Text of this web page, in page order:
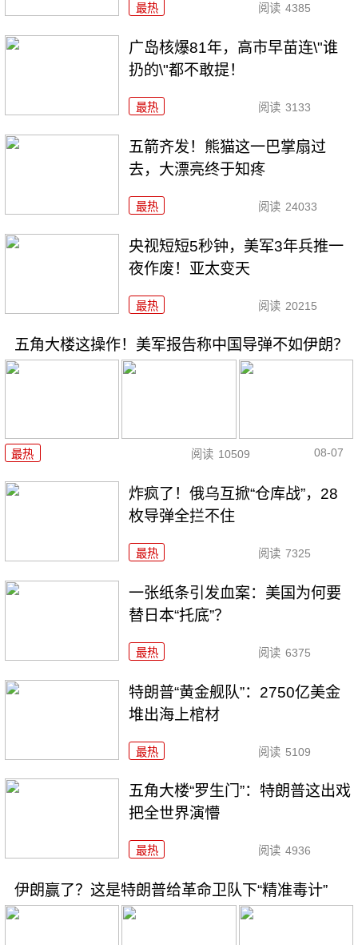
最热 阅读 4385
广岛核爆81年，高市早苗连\"谁
扔的\"都不敢提！
最热 阅读 3133
五箭齐发！熊猫这一巴掌扇过
去，大漂亮终于知疼
最热 阅读 24033
央视短短5秒钟，美军3年兵推一
夜作废！亚太变天
最热 阅读 20215
五角大楼这操作！美军报告称中国导弹不如伊朗？
最热 阅读 10509 08-07
炸疯了！俄乌互掀“仓库战”，28
枚导弹全拦不住
最热 阅读 7325
一张纸条引发血案：美国为何要
替日本“托底”？
最热 阅读 6375
特朗普“黄金舰队”：2750亿美金
堆出海上棺材
最热 阅读 5109
五角大楼“罗生门”：特朗普这出戏
把全世界演懵
最热 阅读 4936
伊朗赢了？这是特朗普给革命卫队下“精准毒计”